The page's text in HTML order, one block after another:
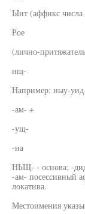
Ыит (аффикс числа
Рое
(лично-
нщ-
Например: ныу-
-ам- +
-ущ-
-на
НЬЩ- - основа; -
-ам- посессивный
локатива.
Местоимения